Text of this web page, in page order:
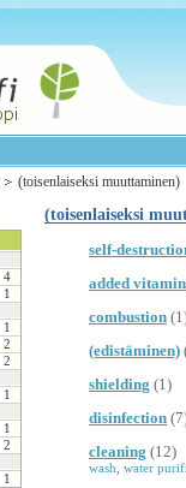
(toisenlaiseksi muuttaminen)
4
1
1
2
2
1
1
2
1
(toisenlaiseksi
self-
added
combustion
(edistäminen)
shielding (1)
disinfection
cleaning (12)
wash water